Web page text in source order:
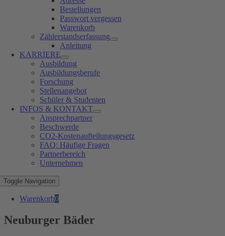
Bestellungen
Passwort vergessen
Warenkorb
Zählerstandserfassung
Anleitung
KARRIERE
Ausbildung
Ausbildungsberufe
Forschung
Stellenangebot
Schüler & Studenten
INFOS & KONTAKT
Ansprechpartner
Beschwerde
CO2-Kostenaufteilungsgesetz
FAQ: Häufige Fragen
Partnerbereich
Unternehmen
Toggle Navigation
Warenkorb0
Neuburger Bäder